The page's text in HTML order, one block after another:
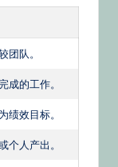
团队。
成的工作。
绩效目标。
个人产出。